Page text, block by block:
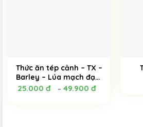
Thức ăn tép cảnh – TX –
Barley – Lúa mạch đạm
thực vật cao cấp – Siêu
25.000 đ – 49.900 đ